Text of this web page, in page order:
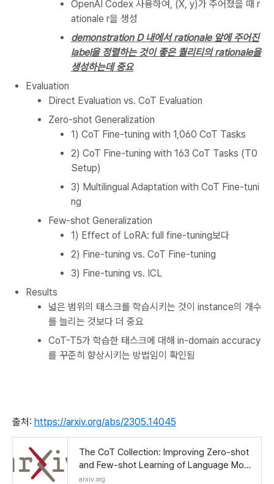
OpenAI Codex 사용하여, (X, y)가 주어졌을 때 r
ationale r을 생성
demonstration D 내에서 rationale 앞에 주어진
label을 정렬하는 것이 좋은 퀄리티의 rationale을
생성하는데 중요
Evaluation
Direct Evaluation vs. CoT Evaluation
Zero-shot Generalization
1) CoT Fine-tuning with 1,060 CoT Tasks
2) CoT Fine-tuning with 163 CoT Tasks (T0
Setup)
3) Multilingual Adaptation with CoT Fine-tuni
ng
Few-shot Generalization
1) Effect of LoRA: full fine-tuning보다
2) Fine-tuning vs. CoT Fine-tuning
3) Fine-tuning vs. ICL
Results
넓은 범위의 태스크를 학습시키는 것이 instance의 개수
를 늘리는 것보다 더 중요
CoT-T5가 학습한 태스크에 대해 in-domain accuracy
를 꾸준히 향상시키는 방법임이 확인됨
출처: https://arxiv.org/abs/2305.14045
The CoT Collection: Improving Zero-shot
and Few-shot Learning of Language Mod
els via Chain-of-Thought Fine-Tuning
arxiv.org